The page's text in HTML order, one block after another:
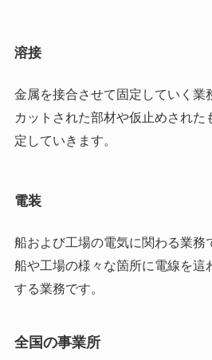
溶接
金属を接合させて固定していく業
カットされた部材や仮止めされた
定していきます。
電装
船および工場の電気に関わる業務
船や工場の様々な箇所に電線を這
する業務です。
全国の事業所